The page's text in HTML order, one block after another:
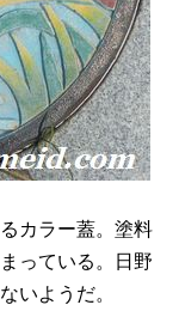
カラー蓋。塗料
っている。日野
いようだ。